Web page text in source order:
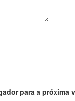
para a próxima